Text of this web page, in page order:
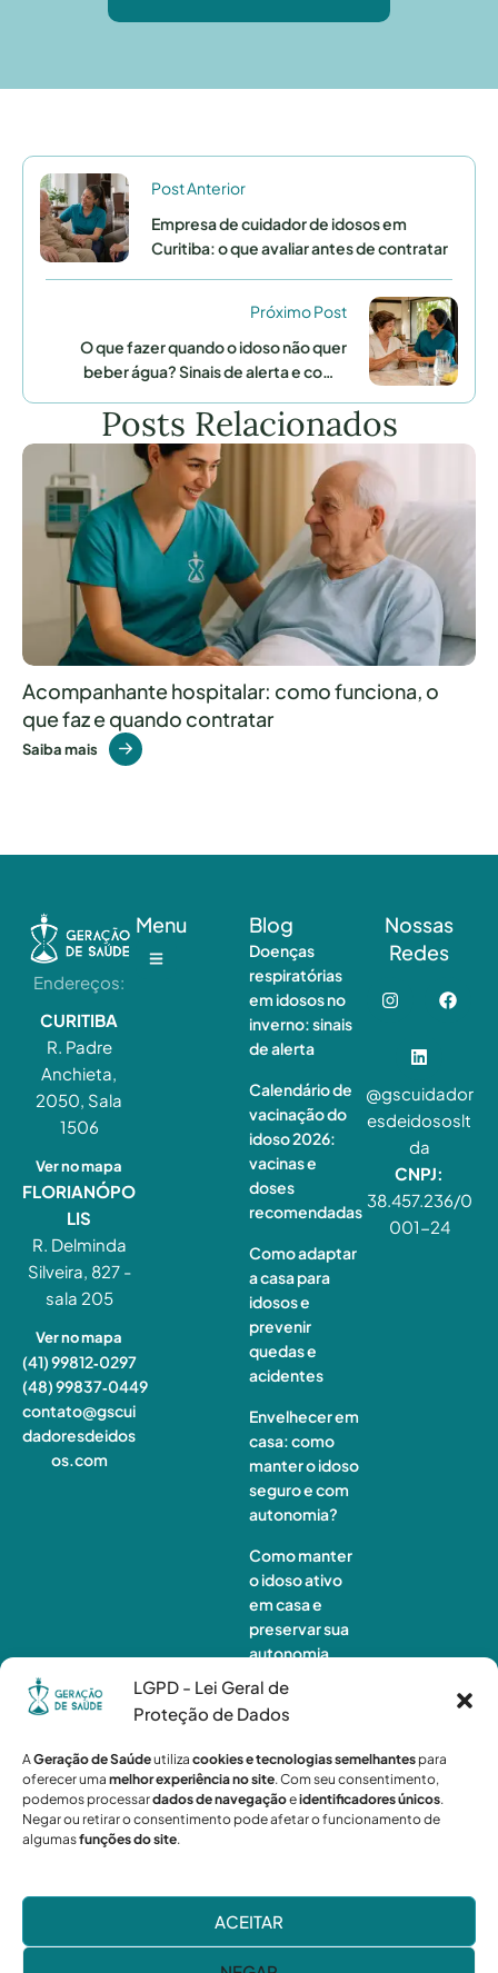
LGPD - Lei Geral de
Proteção de Dados
AGeração de Saúdeutiliza cookies e tecnologias semelhantes para
oferecer uma melhor experiência no site. Com seu consentimento,
podemos processardados de navegaçãoeidentificadores únicos.
Negar ou retirar o consentimento pode afetar o funcionamento de
algumasfunções do site.
ACEITAR
Post Anterior
Empresa de cuidador de idosos em
Curitiba: o que avaliar antes de contratar
Próximo Post
O que fazer quando o idoso não quer
beber água? Sinais de alerta e como
Posts Relacionados
Acompanhante hospitalar: como funciona, o
que faz e quando contratar
Saiba mais
Endereços:
CURITIBA
R. Padre
Anchieta,
2050, Sala
1506
Ver no mapa
FLORIANÓPO
LIS
R. Delminda
Silveira, 827 -
sala 205
Ver no mapa
(41) 99812‑0297
(48) 99837‑0449
contato@gscui
dadoresdeidos
os.com
Menu Blog
Doenças
respiratórias
em idosos no
inverno: sinais
de alerta
Calendário de
vacinação do
idoso 2026:
vacinas e
doses
recomendadas
Como adaptar
a casa para
idosos e
prevenir
quedas e
acidentes
Envelhecer em
casa: como
manter o idoso
seguro e com
autonomia?
Como manter
o idoso ativo
em casa e
preservar sua
autonomia
Monitorament
o de idosos à
quando a
tecnologia não
é suficiente?
Nossas
Redes
@gscuidador
esdeidososlt
da
CNPJ:
38.457.236/0
001-24